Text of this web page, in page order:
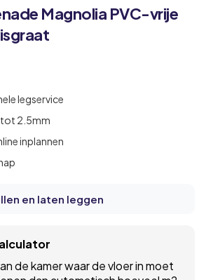
Magnolia PVC-vrije
legservice
tot 2.5mm
inplannen
en laten leggen
de kamer waar de vloer in moet